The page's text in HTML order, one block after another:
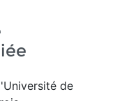
de